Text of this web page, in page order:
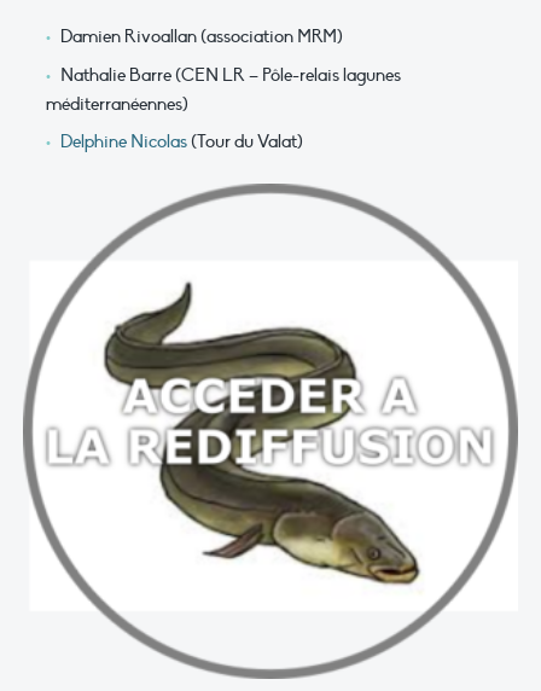
Damien Rivoallan (association MRM)
Nathalie Barre (CEN LR – Pôle-relais lagunes
méditerranéennes)
Delphine Nicolas(Tour du Valat)